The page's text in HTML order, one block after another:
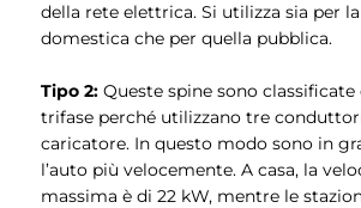
della rete elettrica. Si utilizza sia per
domestica che per quella pubblica.
Tipo 2: Queste spine sono
trifase perché utilizzano tre
caricatore. In questo modo sono in
l’auto più velocemente. A casa, la
massima è di 22 kW, mentre le